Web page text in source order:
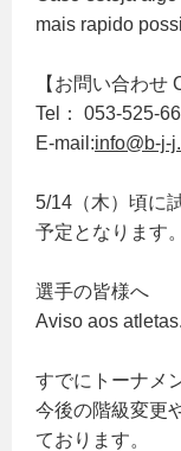
mais rapido
【お問い合わせ
Tel： 053-525-
E-mail:info@b-j-
5/14（木）頃に
予定となります。
選手の皆様へ
Aviso aos atletas.
すでにトーナメ
今後の階級変更
ております。